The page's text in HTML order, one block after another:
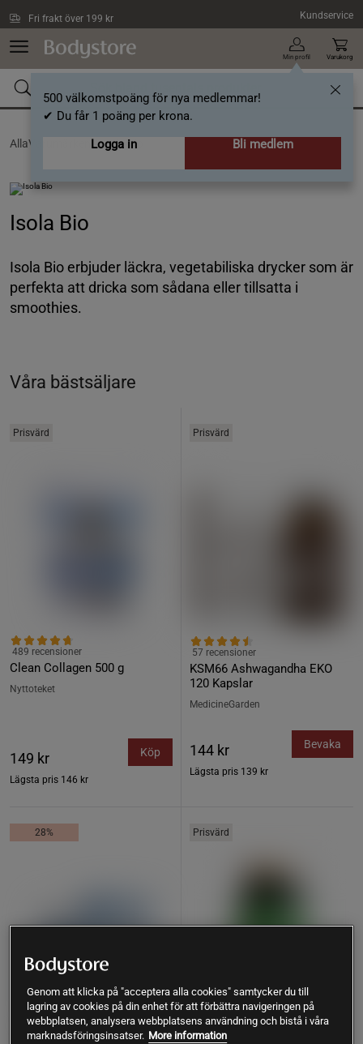
Fri frakt över 199 kr Kundservice
Min profil
500 välkomstpoäng för nya medlemmar!
✔ Du får 1 poäng per krona.
Logga in
Bli medlem
Varukorg
AllaVarumärken /Isola Bio
Isola Bio
Isola Bio erbjuder läckra, vegetabiliska drycker som är
perfekta att dricka som sådana eller tillsatta i
smoothies.
Våra bästsäljare
Prisvärd
Clean Collagen 500 g
489 recensioner
Nyttoteket
149 kr
Lägsta pris 146 kr
Köp
Prisvärd
KSM66 Ashwagandha EKO
120 Kapslar
57 recensioner
MedicineGarden
144 kr
Lägsta pris 139 kr
Bevaka
28% Prisvärd
Genom att klicka på "acceptera alla cookies" samtycker du till
lagring av cookies på din enhet för att förbättra navigeringen på
webbplatsen, analysera webbplatsens användning och bistå i våra
marknadsföringsinsatser. More information